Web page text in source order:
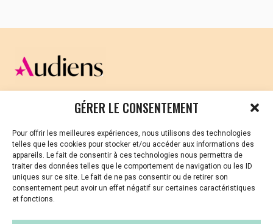
GÉRER LE CONSENTEMENT
Pour offrir les meilleures expériences, nous utilisons des technologies
telles que les cookies pour stocker et/ou accéder aux informations des
appareils. Le fait de consentir à ces technologies nous permettra de
traiter des données telles que le comportement de navigation ou les ID
uniques sur ce site. Le fait de ne pas consentir ou de retirer son
consentement peut avoir un effet négatif sur certaines caractéristiques
et fonctions.
CELLULE D’ÉCOUTE ET DE SOUTIEN PSYCHOLOGIQUE ET
Vous avez été témoin ou vous êtes victime de VSS ? Ou
vous êtes référent·es harcèlement en besoin de soutien
ou d’informations ?
01 87 20 30 90
violences-sexuelles-culture@audiens.org